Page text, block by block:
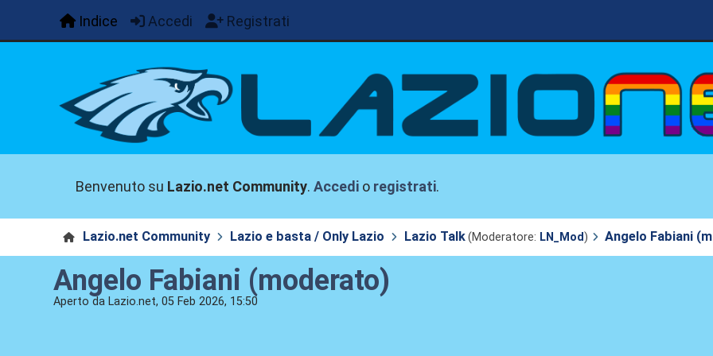
Indice Accedi Registrati
Benvenuto su Lazio.net Community.Accedi o registrati.
Lazio.net Community Lazio e basta / Only Lazio Lazio Talk(Moderatore: LN_Mod) Angelo Fabiani
Angelo Fabiani (moderato)
Aperto da Lazio.net, 05 Feb 2026, 15:50